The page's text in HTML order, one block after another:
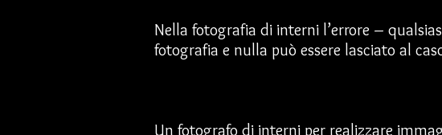
Nella fotografia di interni l’errore –
fotografia e nulla può essere lasciato al
Un fotografo di interni per realizzare